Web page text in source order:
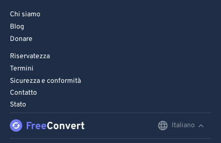
Chi siamo
Blog
Donare
Riservatezza
Termini
Sicurezza e conformità
Contatto
Stato
Italiano